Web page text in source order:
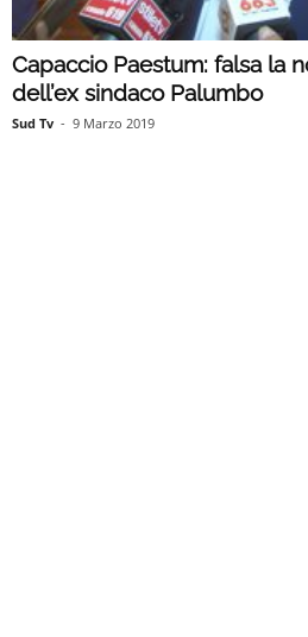
Capaccio Paestum: falsa la
dell’ex sindaco Palumbo
Sud Tv - 9 Marzo 2019